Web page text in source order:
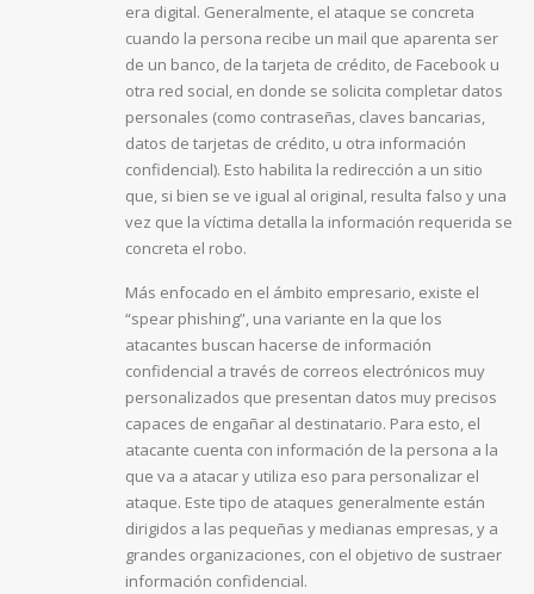
era digital. Generalmente, el ataque se concreta
cuando la persona recibe un mail que aparenta ser
de un banco, de la tarjeta de crédito, de Facebook u
otra red social, en donde se solicita completar datos
personales (como contraseñas, claves bancarias,
datos de tarjetas de crédito, u otra información
confidencial). Esto habilita la redirección a un sitio
que, si bien se ve igual al original, resulta falso y una
vez que la víctima detalla la información requerida se
concreta el robo.
Más enfocado en el ámbito empresario, existe el
“spear phishing”, una variante en la que los
atacantes buscan hacerse de información
confidencial a través de correos electrónicos muy
personalizados que presentan datos muy precisos
capaces de engañar al destinatario. Para esto, el
atacante cuenta con información de la persona a la
que va a atacar y utiliza eso para personalizar el
ataque. Este tipo de ataques generalmente están
dirigidos a las pequeñas y medianas empresas, y a
grandes organizaciones, con el objetivo de sustraer
información confidencial.